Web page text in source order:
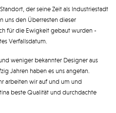
der seine Zeit als Industriestadt
uns den Überresten dieser
für die Ewigkeit gebaut wurden -
Verfallsdatum.
weniger bekannter Designer aus
Jahren haben es uns angetan.
arbeiten wir auf und um und
beste Qualität und durchdachte